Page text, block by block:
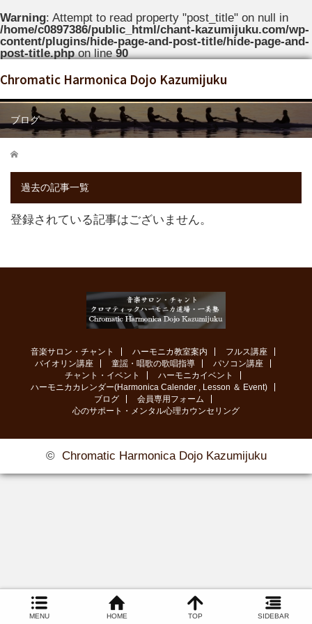
Warning: Attempt to read property "post_title" on null in
/home/c0897386/public_html/chant-kazumijuku.com/wp-
content/plugins/hide-page-and-post-title/hide-page-and-
post-title.phpon line90
Chromatic Harmonica Dojo Kazumijuku
ブログ
ホーム
過去の記事一覧
登録されている記事はございません。
音楽サロン・チャント ハーモニカ教室案内
フルス講座
バイオリン講座
童謡・唱歌の歌唱指導
パソコン講座
チャント・イベント
ハーモニカイベント
ハーモニカカレンダー(Harmonica Calender , Lesson ＆ Event)
ブログ
会員専用フォーム
心のサポート・メンタル心理カウンセリング
MENU HOME TOP SIDEBAR
© Chromatic Harmonica Dojo Kazumijuku